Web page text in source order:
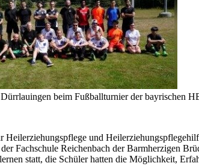
beim Fußballturnier der bayrischen
Heilerziehungspflege und
Fachschule Reichenbach der Barmherzigen
statt, die Schüler hatten die Möglichkeit,